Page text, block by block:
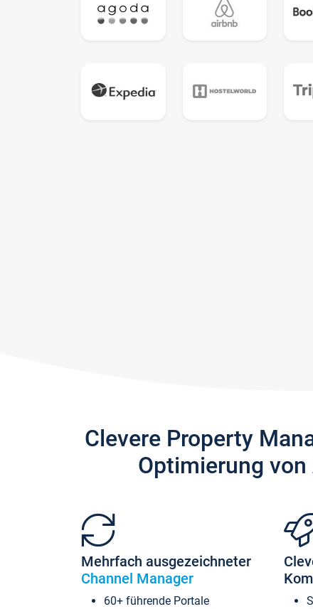
Clevere Property
Optimierung
Mehrfach ausgezeichneter
Channel Manager
60+ führende Portale